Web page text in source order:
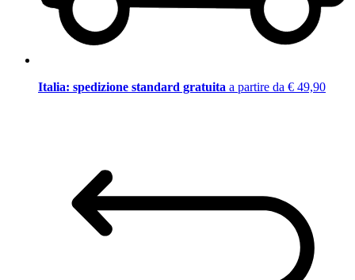
Italia: spedizione standard gratuita a partire da € 49,90